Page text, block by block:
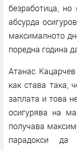
безработица,
абсурда
максималното
поредна година
Атанас
как става така,
заплата и това
осигурява на
получава
парадокси да